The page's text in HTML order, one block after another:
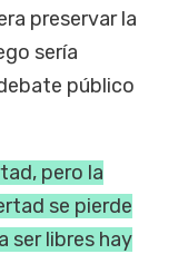
preservar la
sería
público
pero la
se pierde
ser libres hay